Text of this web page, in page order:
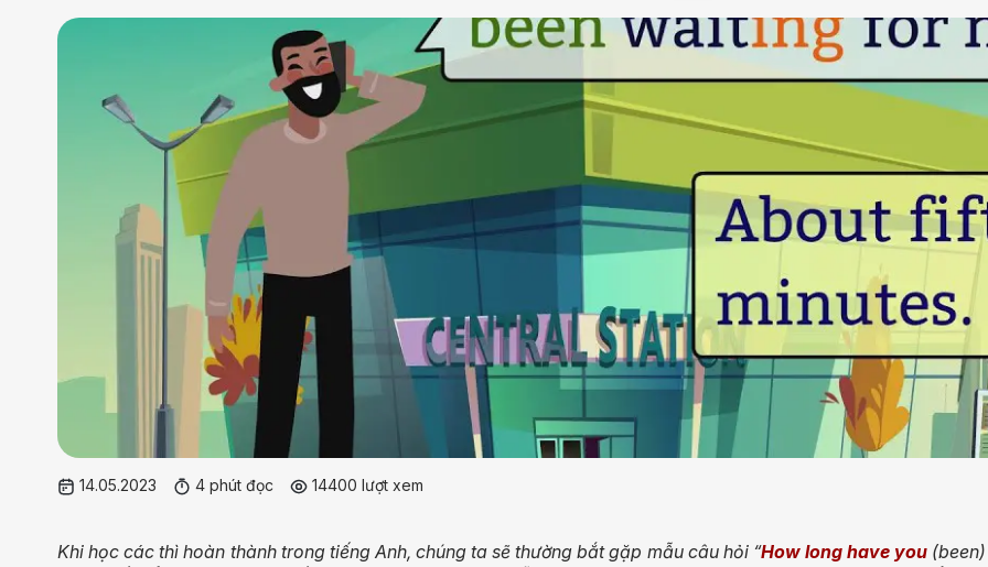
14.05.2023 4 phút đọc 14400 lượt xem
Khi học các thì hoàn thành trong tiếng Anh, chúng ta sẽ thường bắt gặp mẫu câu hỏi “How long have you